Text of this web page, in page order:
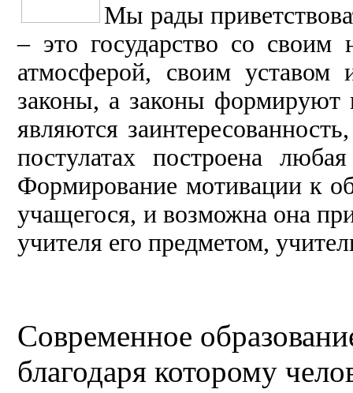
Мы рады п
– это государство со своим
атмосферой, своим уставом
законы, а законы формируют
являются заинтересо
постулатах построена
Формирование мотивации к
учащегося, и возможна она
учителя его предметом,
Современное
благодаря которому